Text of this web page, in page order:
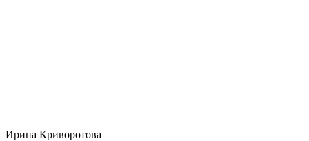
Ирина Криворотова